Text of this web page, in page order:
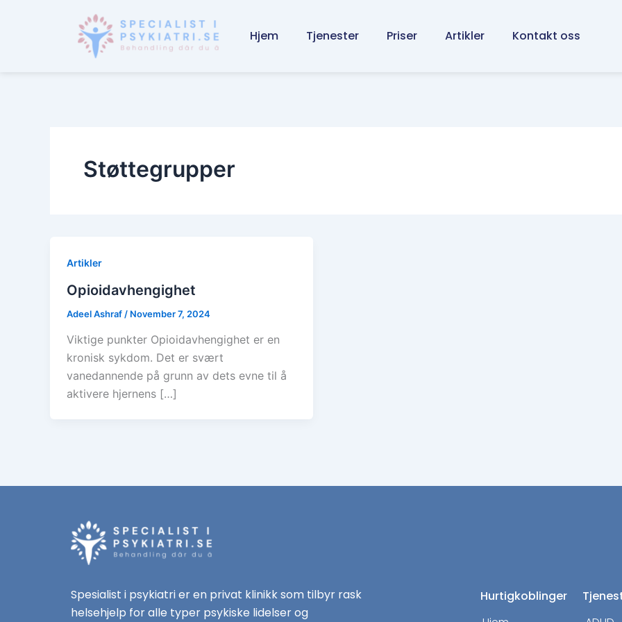
Hjem Tjenester Priser Artikler Kontakt oss
Støttegrupper
Artikler
Opioidavhengighet
Adeel Ashraf / November 7, 2024
Viktige punkter Opioidavhengighet er en
kronisk sykdom. Det er svært
vanedannende på grunn av dets evne til å
aktivere hjernens […]
Spesialist i psykiatri er en privat klinikk som tilbyr rask
helsehjelp for alle typer psykiske lidelser og
Hurtigkoblinger